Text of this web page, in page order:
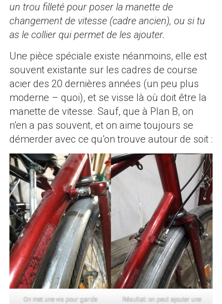
un trou filleté pour poser la manette de
changement de vitesse (cadre ancien), ou si tu
as le collier qui permet de les ajouter.
Une pièce spéciale existe néanmoins, elle est
souvent existante sur les cadres de course
acier des 20 dernières années (un peu plus
moderne – quoi), et se visse là où doit être la
manette de vitesse. Sauf, que à Plan B, on
n’en a pas souvent, et on aime toujours se
démerder avec ce qu’on trouve autour de soit :
On met une vis pour garde
Résultat: on peut ajouter une